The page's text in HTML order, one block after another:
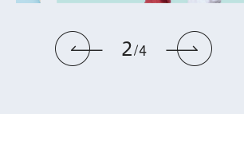
前のスライドを表示
2 4